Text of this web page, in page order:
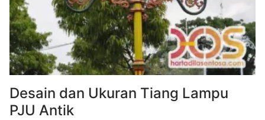
Pagar Besi Tempa Klasik
Railing Tangga Besi Tempa
Railing Balkon Besi Tempa Klasik
Kursi Taman Besi Tempa
Ornamen Besi Tempa Murah Jakarta
Gallery
Gallery Gambar Pagar Besi Tempa Mewah
Gallery Kursi Taman & Kursi Teras Besi Tempa
Gallery Railing Tangga Besi Tempa Klasik Mewah
Gallery Ranjang Besi Tempa Antik Mewah
Articles
Projects
Contact Us
Desain dan Ukuran Tiang Lampu
PJU Antik